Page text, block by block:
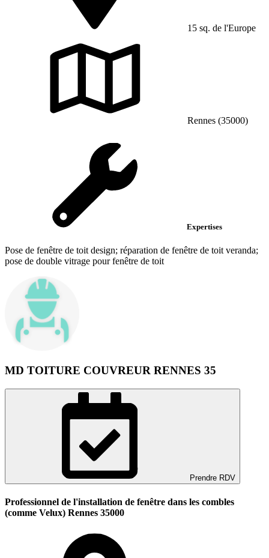
15 sq. de l'Europe
Rennes (35000)
Expertises
Pose de fenêtre de toit design; réparation de fenêtre de toit veranda;
pose de double vitrage pour fenêtre de toit
MD TOITURE COUVREUR RENNES 35
Prendre RDV
Professionnel de l'installation de fenêtre dans les combles
(comme Velux) Rennes 35000